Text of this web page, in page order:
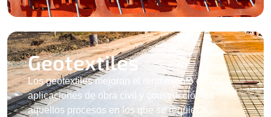
Geotextiles
Los geotextiles mejoran el rendimiento en las
aplicaciones de obra civil y construcción en
aquellos procesos en los que se requiera